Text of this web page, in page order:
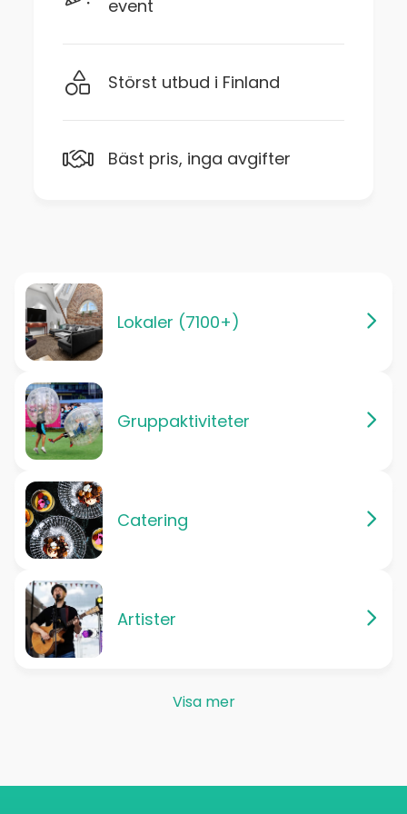
event
Störst utbud i Finland
Bäst pris, inga avgifter
Lokaler (7100+)
Gruppaktiviteter
Catering
Artister
Visa mer